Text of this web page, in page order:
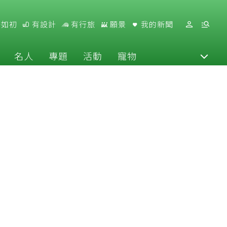
初 有設計 有行旅 願景 我的新聞
名人 專題 活動 寵物